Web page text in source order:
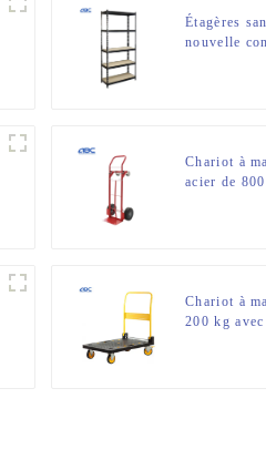
Étagères
nouvelle
Chariot à
acier de
Chariot à
200 kg